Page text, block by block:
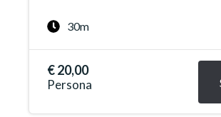
30m
€ 20,00
Persona